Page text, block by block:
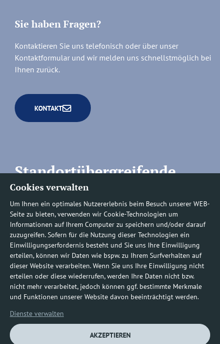
Cookies verwalten
Um Ihnen ein optimales Nutzererlebnis beim Besuch unserer WEB-
Seite zu bieten, verwenden wir Cookie-Technologien um
Informationen auf Ihrem Computer zu speichern und/oder darauf
zuzugreifen. Sofern für die Nutzung dieser Technologien ein
Einwilligungserfordernis besteht und Sie uns Ihre Einwilligung
erteilen, können wir Daten wie bspw. zu Ihrem Surfverhalten auf
dieser Website verarbeiten. Wenn Sie uns Ihre Einwilligung nicht
erteilen oder diese wiederrufen, werden Ihre Daten nicht bzw.
nicht mehr verarbeitet, jedoch können ggf. bestimmte Merkmale
und Funktionen unserer Website davon beeinträchtigt werden.
Dienste verwalten
AKZEPTIEREN
Sie haben Fragen?
Kontaktieren Sie uns telefonisch oder über unser
Kontaktformular und wir melden uns schnellstmöglich bei
Ihnen zurück.
KONTAKT
Standortübergreifende
Rufnummern
Befundauskünfte/
Nachforderungen
0800 1219100-10